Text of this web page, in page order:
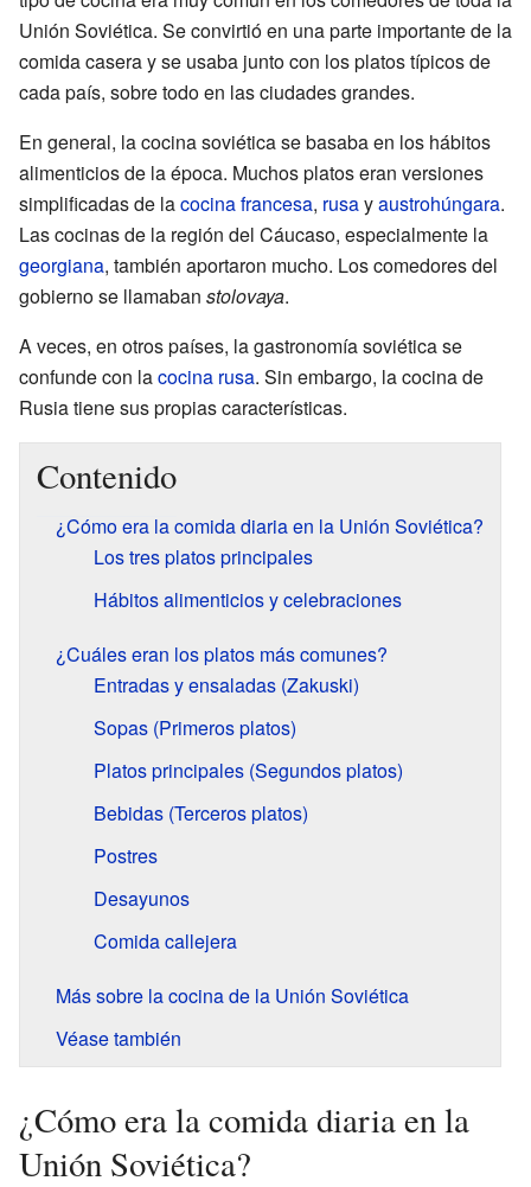
Unión Soviética. Se convirtió en una parte importante de la
comida casera y se usaba junto con los platos típicos de
cada país, sobre todo en las ciudades grandes.
En general, la cocina soviética se basaba en los hábitos
alimenticios de la época. Muchos platos eran versiones
simplificadas de lacocina francesa, rusayaustrohúngara.
Las cocinas de la región del Cáucaso, especialmente la
georgiana, también aportaron mucho. Los comedores del
gobierno se llamaban stolovaya.
A veces, en otros países, la gastronomía soviética se
confunde con lacocina rusa. Sin embargo, la cocina de
Rusia tiene sus propias características.
Contenido
¿Cómo era la comida diaria en la Unión Soviética?
Los tres platos principales
Hábitos alimenticios y celebraciones
¿Cuáles eran los platos más comunes?
Entradas y ensaladas (Zakuski)
Sopas (Primeros platos)
Platos principales (Segundos platos)
Bebidas (Terceros platos)
Postres
Desayunos
Comida callejera
Más sobre la cocina de la Unión Soviética
Véase también
¿Cómo era la comida diaria en la
Unión Soviética?